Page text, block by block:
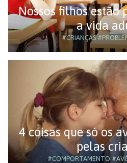
Nossos filhos estão
a vida
#CRIANÇAS
4 coisas que só os
pelas
#COMPORTAMENTO